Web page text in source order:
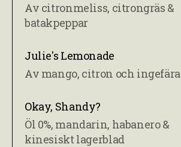
Av citronmeliss, citrongräs &
batakpeppar
Julie's Lemonade
Av mango, citron och ingefära
Okay, Shandy?
Öl 0%, mandarin, habanero &
kinesiskt lagerblad